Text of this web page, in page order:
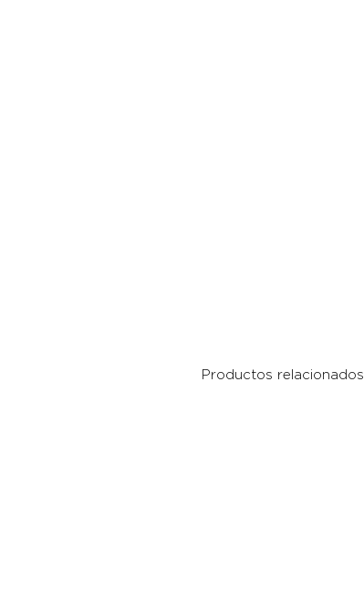
Productos relacionados